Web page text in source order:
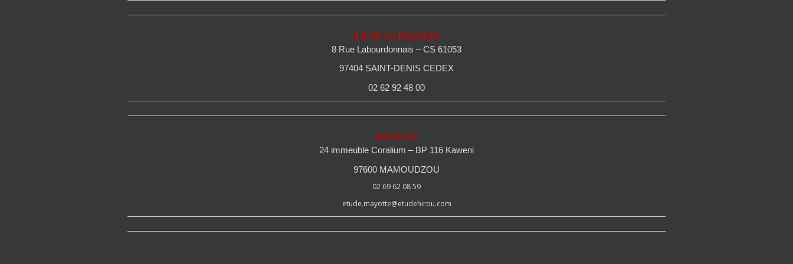
ILE DE LA REUNION
8 Rue Labourdonnais – CS 61053
97404 SAINT-DENIS CEDEX
02 62 92 48 00
MAYOTTE
24 immeuble Coralium – BP 116 Kaweni
97600 MAMOUDZOU
02 69 62 08 59
etude.mayotte@etudehirou.com